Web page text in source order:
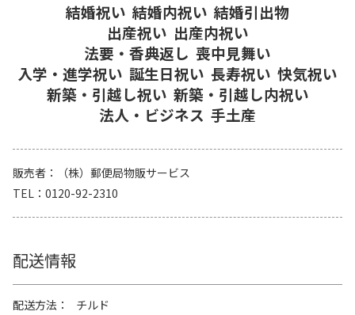
結婚祝い 結婚内祝い 結婚引出物
出産祝い 出産内祝い
法要・香典返し 喪中見舞い
入学・進学祝い 誕生日祝い 長寿祝い 快気祝い
新築・引越し祝い 新築・引越し内祝い
法人・ビジネス 手土産
販売者
（株）郵便局物販サービス
TEL
0120-92-2310
配送情報
配送方法
チルド